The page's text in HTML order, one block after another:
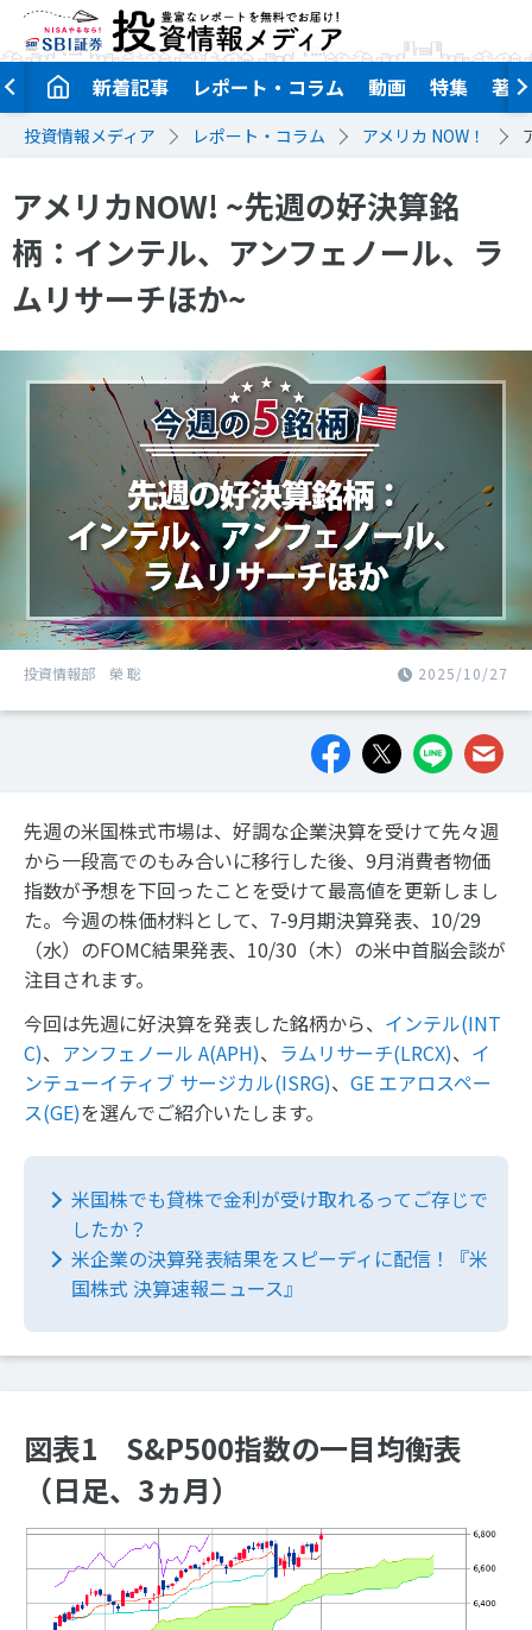
新着記事 レポート・コラム 動画 特集 著者
投資情報メディア レポート・コラム アメリカ NOW！
アメリカNOW! ~先週の好決算銘
柄：インテル、アンフェノール、ラ
ムリサーチほか~
投資情報部 榮 聡 2025/10/27
先週の米国株式市場は、好調な企業決算を受けて先々週
から一段高でのもみ合いに移行した後、9月消費者物価
指数が予想を下回ったことを受けて最高値を更新しまし
た。今週の株価材料として、7-9月期決算発表、10/29
（水）のFOMC結果発表、10/30（木）の米中首脳会談が
注目されます。
今回は先週に好決算を発表した銘柄から、 インテル(INT
C)、 アンフェノール A(APH)、 ラムリサーチ(LRCX)、 イ
ンテューイティブ サージカル(ISRG)、 GE エアロスペー
ス(GE)を選んでご紹介いたします。
米国株でも貸株で金利が受け取れるってご存じで
したか？
米企業の決算発表結果をスピーディに配信！『米
国株式 決算速報ニュース』
図表1 S&P500指数の一目均衡表
（日足、3ヵ月）